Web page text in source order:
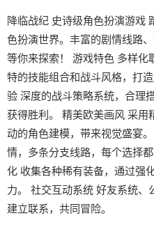
降临战纪 史诗级角色扮演游戏
色扮演世界。丰富的剧情线路
等你来探索！ 游戏特色 多样化
特的技能组合和战斗风格，打
验 深度的战斗策略系统，合理
获得胜利。 精美欧美画风 采用
动的角色建模，带来视觉盛宴
情，多条分支线路，每个选择
化 收集各种稀有装备，通过强
力。 社交互动系统 好友系统
建立联系，共同冒险。